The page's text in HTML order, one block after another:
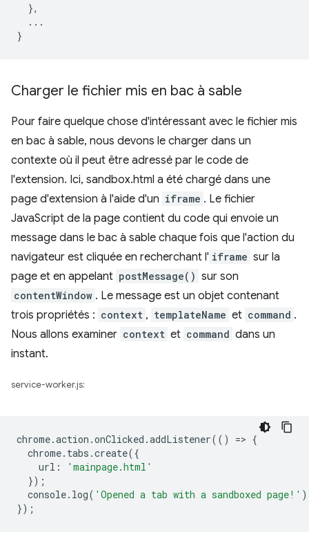
},
...
}
Charger le fichier mis en bac à sable
Pour faire quelque chose d'intéressant avec le fichier mis
en bac à sable, nous devons le charger dans un
contexte où il peut être adressé par le code de
l'extension. Ici, sandbox.html a été chargé dans une
page d'extension à l'aide d'un iframe . Le fichier
JavaScript de la page contient du code qui envoie un
message dans le bac à sable chaque fois que l'action du
navigateur est cliquée en recherchant l' iframe sur la
page et en appelant postMessage() sur son
contentWindow . Le message est un objet contenant
trois propriétés : context , templateName et command .
Nous allons examiner context et command dans un
instant.
service-worker.js:
chrome.action .onClicked .addListener(() => {
chrome. tabs .create({
url :
'mainpage.html'
});
console. log( 'Opened a tab with a sandboxed page!'
});